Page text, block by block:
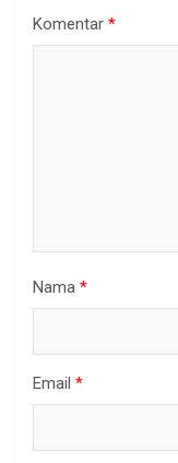
Komentar *
Nama *
Email *